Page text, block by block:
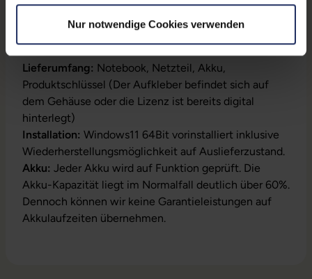
Nur notwendige Cookies verwenden
Produktbeschreibung
Lieferumfang: Notebook, Netzteil, Akku,
Produktschlüssel (Der Aufkleber befindet sich auf
dem Gehäuse oder die Lizenz ist bereits digital
hinterlegt)
Installation: Windows11 64Bit vorinstalliert inklusive
Wiederherstellungsmöglichkeit auf Auslieferzustand.
Akku: Jeder Akku wird auf Funktion geprüft. Die
Akku-Kapazität liegt im Normalfall deutlich über 60%.
Dennoch können wir keine Garantieleistungen auf
Akkulaufzeiten übernehmen.